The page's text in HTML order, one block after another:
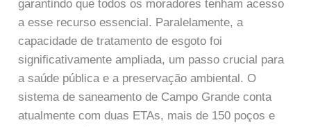
garantindo que todos os moradores tenham acesso
a esse recurso essencial. Paralelamente, a
capacidade de tratamento de esgoto foi
significativamente ampliada, um passo crucial para
a saúde pública e a preservação ambiental. O
sistema de saneamento de Campo Grande conta
atualmente com duas ETAs, mais de 150 poços e